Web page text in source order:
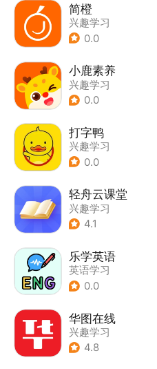
简橙
兴趣学习
0.0
小鹿素养
兴趣学习
0.0
打字鸭
兴趣学习
0.0
轻舟云课堂
兴趣学习
4.1
乐学英语
英语学习
0.0
华图在线
兴趣学习
4.8